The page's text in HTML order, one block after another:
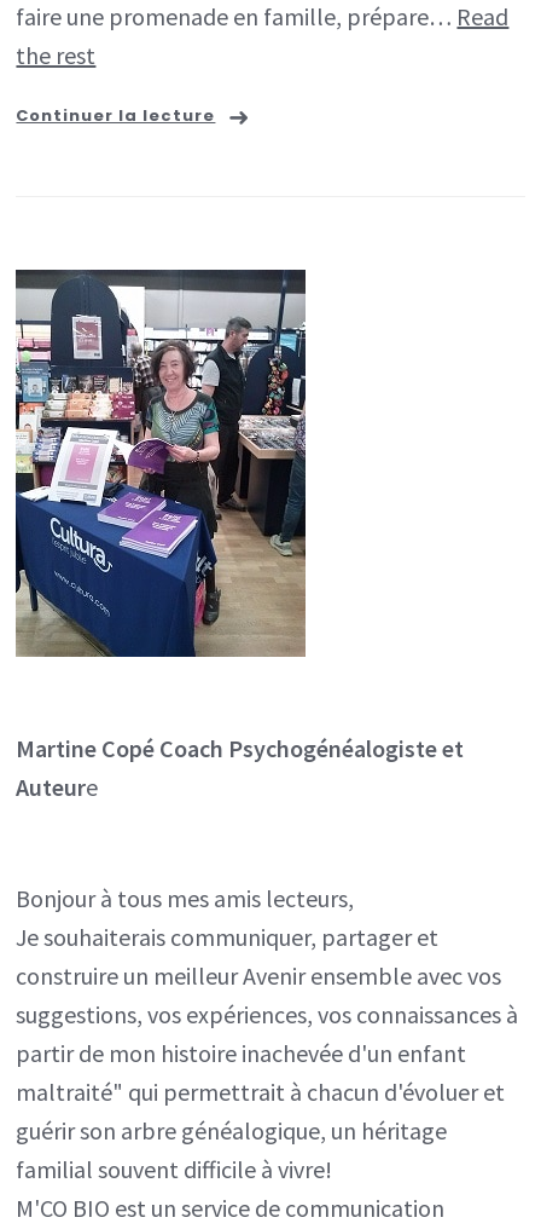
faire une promenade en famille, prépare… Read
the rest
Continuer la lecture
Martine Copé Coach Psychogénéalogiste et
Auteure
Bonjour à tous mes amis lecteurs,
Je souhaiterais communiquer, partager et
construire un meilleur Avenir ensemble avec vos
suggestions, vos expériences, vos connaissances à
partir de mon histoire inachevée d'un enfant
maltraité" qui permettrait à chacun d'évoluer et
guérir son arbre généalogique, un héritage
familial souvent difficile à vivre!
M'CO BIO est un service de communication